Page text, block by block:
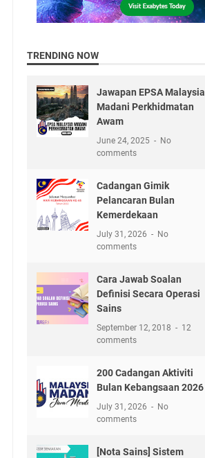
TRENDING NOW
Jawapan EPSA Malaysia
Madani Perkhidmatan
Awam
June 24, 2025
No
comments
Cadangan Gimik
Pelancaran Bulan
Kemerdekaan
July 31, 2026
No
comments
Cara Jawab Soalan
Definisi Secara Operasi
Sains
September 12, 2018
12
comments
200 Cadangan Aktiviti
Bulan Kebangsaan 2026
July 31, 2026
No
comments
[Nota Sains] Sistem